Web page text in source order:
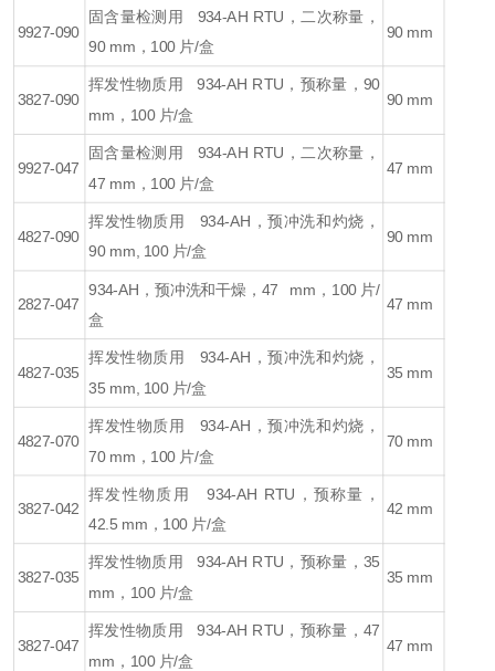
9927-090
固含量检测用 934-AH RTU，二次称量，
90 mm，100 片/盒
90 mm
3827-090
挥发性物质用 934-AH RTU，预称量，90
mm，100 片/盒
90 mm
9927-047
固含量检测用 934-AH RTU，二次称量，
47 mm，100 片/盒
47 mm
4827-090
挥发性物质用 934-AH，预冲洗和灼烧，
90 mm, 100 片/盒
90 mm
2827-047
934-AH，预冲洗和干燥，47 mm，100 片/
盒
47 mm
4827-035
挥发性物质用 934-AH，预冲洗和灼烧，
35 mm, 100 片/盒
35 mm
4827-070
挥发性物质用 934-AH，预冲洗和灼烧，
70 mm，100 片/盒
70 mm
3827-042
挥发性物质用 934-AH RTU，预称量，
42.5 mm，100 片/盒
42 mm
3827-035
挥发性物质用 934-AH RTU，预称量，35
mm，100 片/盒
35 mm
3827-047
挥发性物质用 934-AH RTU，预称量，47
mm，100 片/盒
47 mm